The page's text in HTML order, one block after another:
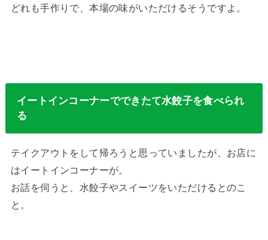
どれも手作りで、本場の味がいただけるそうですよ。
イートインコーナーでできたて水餃子を食べられ
る
テイクアウトをして帰ろうと思っていましたが、お店に
はイートインコーナーが。
お話を伺うと、水餃子やスイーツをいただけるとのこ
と。